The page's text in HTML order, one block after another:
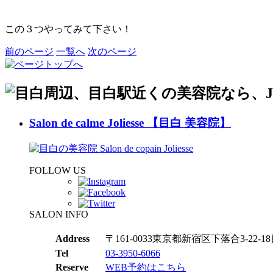
この３つやってみて下さい！
前のページ 一覧へ 次のページ
Salon de calme Joliesse 【目白 美容院】
FOLLOW US
SALON INFO
Address
〒161-0033東京都新宿区下落合3-22-18
Tel
03-3950-6066
Reserve
WEB予約はこちら